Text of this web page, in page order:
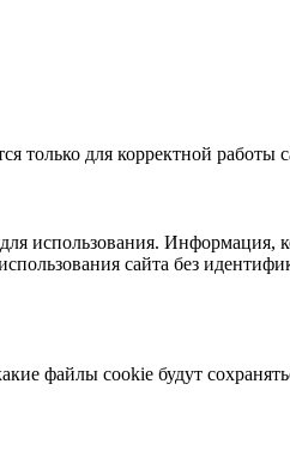
для корректной работы
использования. Информация,
сайта без
файлы cookie будут